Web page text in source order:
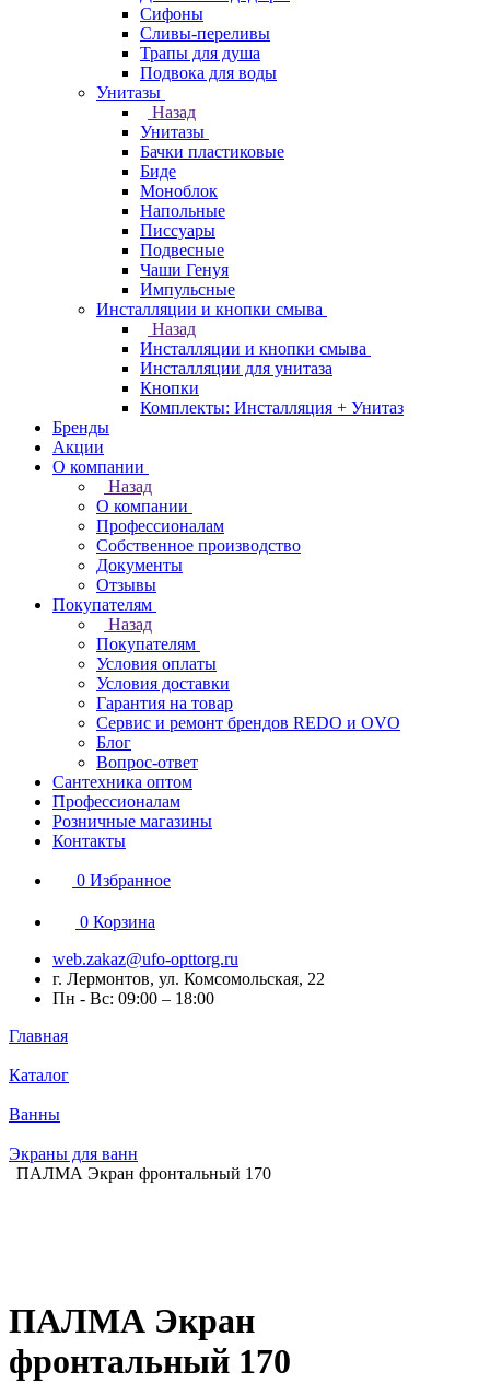
Сифоны
Сливы-переливы
Трапы для душа
Подвока для воды
Унитазы
Назад
Унитазы
Бачки пластиковые
Биде
Моноблок
Напольные
Писсуары
Подвесные
Чаши Генуя
Импульсные
Инсталляции и кнопки смыва
Назад
Инсталляции и кнопки смыва
Инсталляции для унитаза
Кнопки
Комплекты: Инсталляция + Унитаз
Бренды
Акции
О компании
Назад
О компании
Профессионалам
Собственное производство
Документы
Отзывы
Покупателям
Назад
Покупателям
Условия оплаты
Условия доставки
Гарантия на товар
Сервис и ремонт брендов REDO и OVO
Блог
Вопрос-ответ
Сантехника оптом
Профессионалам
Розничные магазины
Контакты
0 Избранное
0 Корзина
web.zakaz@ufo-opttorg.ru
г. Лермонтов, ул. Комсомольская, 22
Пн - Вс: 09:00 – 18:00
Главная
Каталог
Ванны
Экраны для ванн
ПАЛМА Экран фронтальный 170
ПАЛМА Экран
фронтальный 170